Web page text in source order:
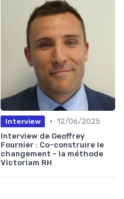
Interview • 12/06/2025
Interview de Geoffrey
Fournier : Co-construire le
changement - la méthode
Victoriam RH